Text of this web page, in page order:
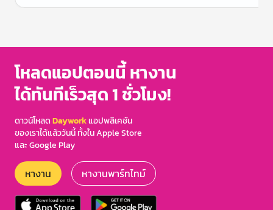
of
โหลดแอปตอนนี้ หางาน
ได้ทันทีเร็วสุด 1 ชั่วโมง!
ดาวน์โหลดDayworkแอปพลิเคชัน
ของเราได้แล้ววันนี้ ทั้งใน Apple Store
และ Google Play
หางาน หางานพาร์ทไทม์